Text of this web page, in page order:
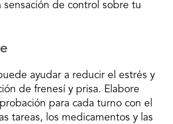
sensación de control sobre tu
ayudar a reducir el estrés y
de frenesí y prisa. Elabore
para cada turno con el
tareas, los medicamentos y las